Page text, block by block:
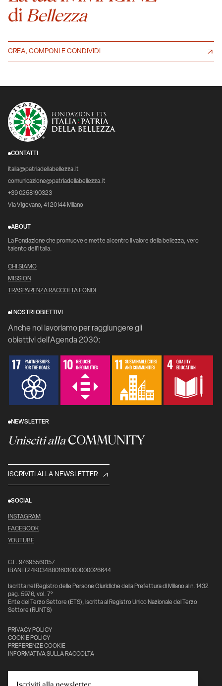
di Bellezza
CREA, COMPONI E CONDIVIDI
CONTATTI
italia@patriadellabellezza.it
comunicazione@patriadellabellezza.it
+39 0258190323
Via Vigevano, 41 20144 Milano
ABOUT
La Fondazione che promuove e mette al centro il valore della bellezza, vero
talento dell’Italia.
CHI SIAMO
MISSION
TRASPARENZA RACCOLTA FONDI
I NOSTRI OBIETTIVI
Anche noi lavoriamo per raggiungere gli
obiettivi dell'Agenda 2030:
NEWSLETTER
Unisciti allaCOMMUNITY
ISCRIVITI ALLA NEWSLETTER
SOCIAL
INSTAGRAM
FACEBOOK
YOUTUBE
C.F. 97695560157
IBAN IT24K0348801601000000026644
Iscritta nel Registro delle Persone Giuridiche della Prefettura di Milano al n. 1432
pag. 5976, vol. 7°
Ente del Terzo Settore (ETS), iscritta al Registro Unico Nazionale del Terzo
Settore (RUNTS)
PRIVACY POLICY
COOKIE POLICY
PREFERENZE COOKIE
INFORMATIVA SULLA RACCOLTA
Con il sostegno di:
Iscriviti alla newsletter